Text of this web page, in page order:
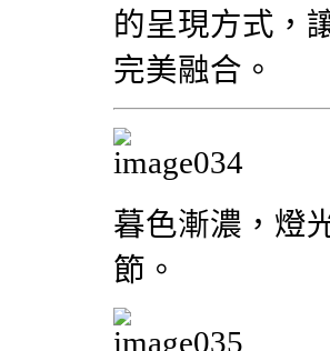
的呈現方式，
完美融合。
暮色漸濃，燈
節。